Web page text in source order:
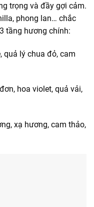
trọng và đầy gợi cảm.
phong lan… chắc
tầng hương chính:
quả lý chua đỏ, cam
hoa violet, quả vải,
xạ hương, cam thảo,